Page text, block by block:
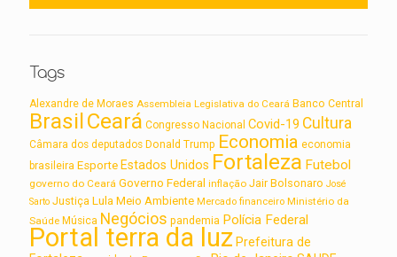
Tags
Alexandre de Moraes Assembleia Legislativa do Ceará Banco Central
BrasilCeará Congresso Nacional Covid-19 Cultura
Câmara dos deputados Donald Trump Economia economia
brasileira Esporte Estados Unidos Fortaleza Futebol
governo do Ceará Governo Federal inflação Jair Bolsonaro José
Sarto Justiça Lula Meio Ambiente Mercado financeiro Ministério da
Saúde Música Negócios pandemia Polícia Federal
Portal terra da luz Prefeitura de